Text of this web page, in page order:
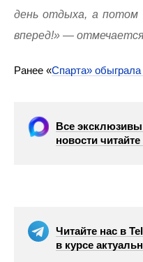
день отдыха, а потом
вперед!» —
Ранее «Спарта»
Все
новости
Читайте нас в
в курсе